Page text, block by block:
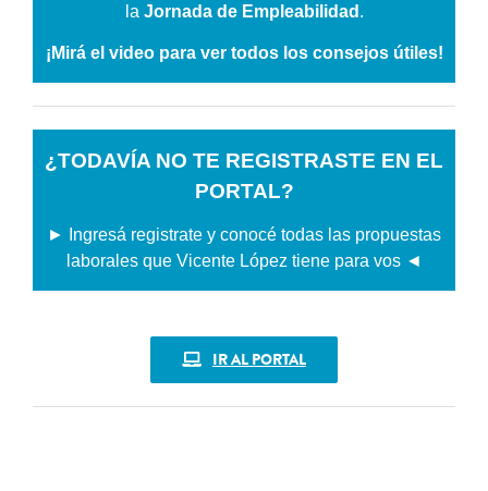
la Jornada de Empleabilidad .
¡Mirá el video para ver todos los consejos útiles!
¿TODAVÍA NO TE REGISTRASTE EN EL
PORTAL?
► Ingresá registrate y conocé todas las propuestas
laborales que Vicente López tiene para vos ◄
IR AL PORTAL